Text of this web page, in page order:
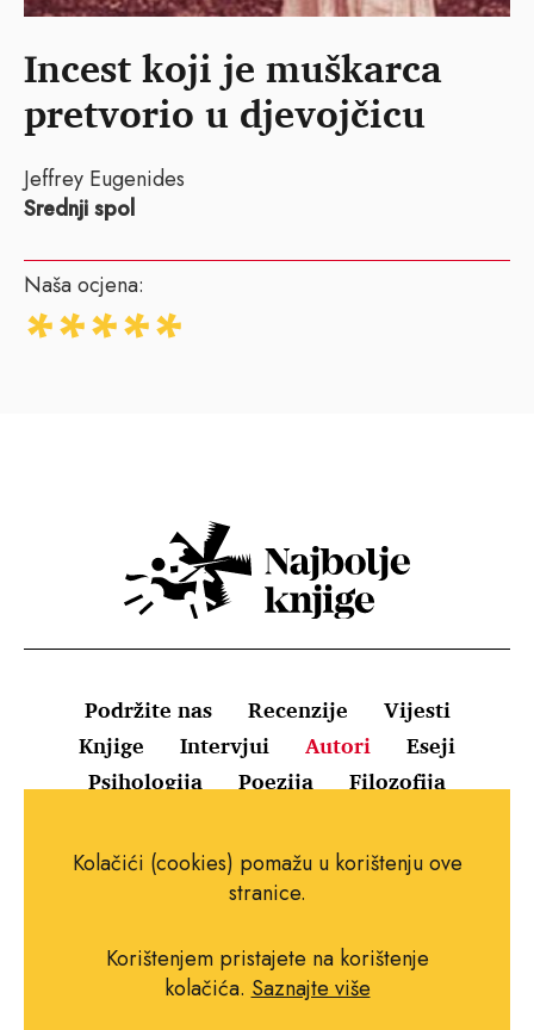
Incest koji je muškarca
pretvorio u djevojčicu
Jeffrey Eugenides
Srednji spol
Naša ocjena:
Podržite nas Recenzije
Vijesti
Knjige
Intervjui Autori
Eseji
Psihologija
Poezija Filozofija
Uvjeti korištenja
Pravila o kolačićima
Impressum
Kolačići (cookies) pomažu u korištenju ove
stranice.
Korištenjem pristajete na korištenje
kolačića. Saznajte više